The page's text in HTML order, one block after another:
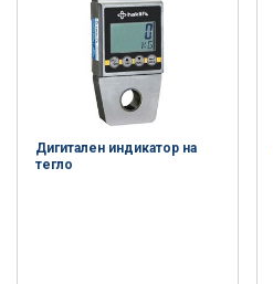
Дигитален индикатор на
тегло